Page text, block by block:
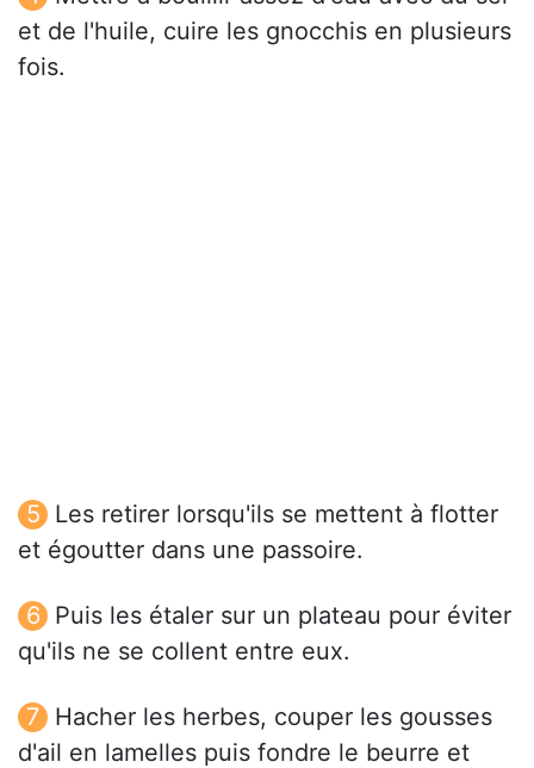
et de l'huile, cuire les gnocchis en plusieurs
fois.
Les retirer lorsqu'ils se mettent à flotter
et égoutter dans une passoire.
Puis les étaler sur un plateau pour éviter
qu'ils ne se collent entre eux.
Hacher les herbes, couper les gousses
d'ail en lamelles puis fondre le beurre et